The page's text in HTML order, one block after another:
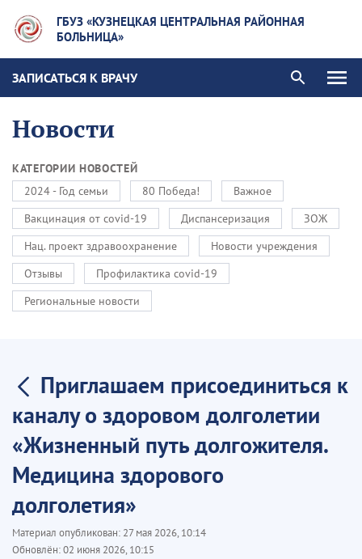
ГБУЗ «КУЗНЕЦКАЯ ЦЕНТРАЛЬНАЯ РАЙОННАЯ
БОЛЬНИЦА»
ЗАПИСАТЬСЯ К ВРАЧУ
Новости
КАТЕГОРИИ НОВОСТЕЙ
2024 - Год семьи
80 Победа!
Важное
Вакцинация от covid-19
Диспансеризация
ЗОЖ
Нац. проект здравоохранение
Новости учреждения
Отзывы
Профилактика covid-19
Региональные новости
Приглашаем присоединиться к
каналу о здоровом долголетии
«Жизненный путь долгожителя.
Медицина здорового
долголетия»
Материал опубликован: 27 мая 2026, 10:14
Обновлён:02 июня 2026, 10:15